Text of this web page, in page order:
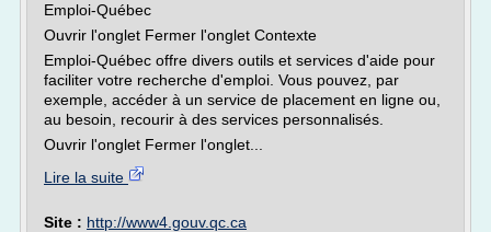
Emploi-Québec
Ouvrir l'onglet Fermer l'onglet Contexte
Emploi-Québec offre divers outils et services d'aide pour
faciliter votre recherche d'emploi. Vous pouvez, par
exemple, accéder à un service de placement en ligne ou,
au besoin, recourir à des services personnalisés.
Ouvrir l'onglet Fermer l'onglet...
Lire la suite
Site : http://www4.gouv.qc.ca